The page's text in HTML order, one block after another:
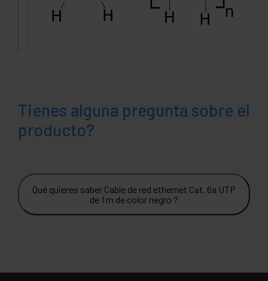
Tienes alguna pregunta sobre el
producto?
Qué quieres saber Cable de red ethernet Cat. 6a UTP
de 1 m de color negro ?